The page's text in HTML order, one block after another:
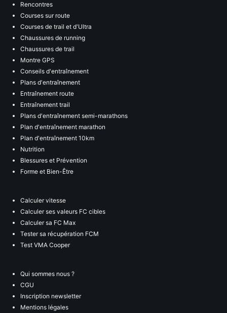
Rencontres
Courses sur route
Courses de trail et d'Ultra
Chaussures de running
Chaussures de trail
Montre GPS
Conseils d'entraînement
Plans d'entraînement
Entraînement route
Entraînement trail
Plans d'entraînement semi-marathons
Plan d'entraînement marathon
Plan d'entraînement 10km
Nutrition
Blessures et Prévention
Forme et Bien-Être
Calculer vitesse
Calculer ses valeurs FC cibles
Calculer sa FC Max
Tester sa récupération FCM
Test VMA Cooper
Qui sommes nous ?
CGU
Inscription newsletter
Mentions légales